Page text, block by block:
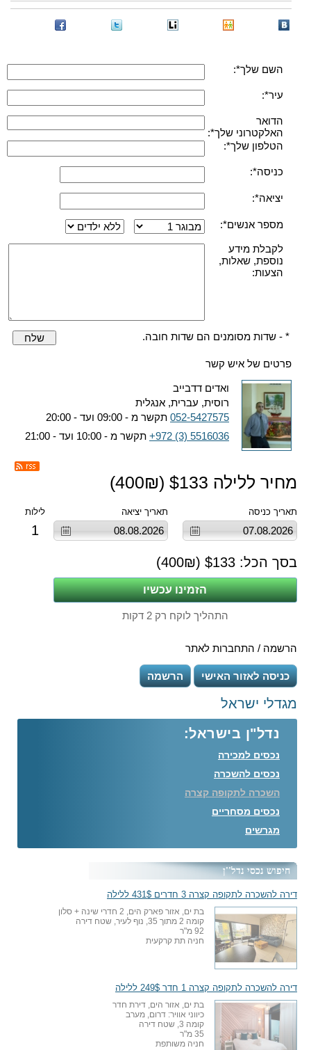
השם שלך*:
עיר*:
הדואר
האלקטרוני שלך*:
הטלפון שלך*:
כניסה*:
יציאה*:
מספר אנשים*:
לקבלת מידע
נוספת, שאלות,
הצעות:
* - שדות מסומנים הם שדות חובה. שלח
פרטים של איש קשר
ואדים דדבייב
רוסית, עברית, אנגלית
052-5427575 תקשר מ - 09:00 ועד - 20:00
+972 (3) 5516036 תקשר מ - 10:00 ועד - 21:00
מחיר ללילה $ 133
(
400₪)
תאריך כניסה תאריך יציאה לילות
1
בסך הכל: $ 133
(
400₪)
התהליך לוקח רק 2 דקות
הרשמה / התחברות לאתר
כניסה לאזור האישי הרשמה
מגדלי ישראל
נדל"ן בישראל:
נכסים למכירה
נכסים להשכרה
השכרה לתקופה קצרה
נכסים מסחריים
מגרשים
חיפוש נכסי נדל''ן
דירה להשכרה לתקופה קצרה 3 חדרים 431$ ללילה
בת ים, אזור פארק הים, 2 חדרי שינה + סלון
קומה 2 מתוך 35, נוף לעיר, שטח דירה
92 מ"ר
חניה תת קרקעית
דירה להשכרה לתקופה קצרה 1 חדר 249$ ללילה
בת ים, אזור הים, דירת חדר
כיווני אוויר: דרום, מערב
קומה 3, שטח דירה
35 מ"ר
חניה משותפת